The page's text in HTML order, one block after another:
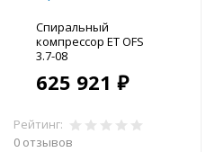
Спиральный
компрессор ET OFS
3.7-08
625 921 ₽
Рейтинг:
0 отзывов